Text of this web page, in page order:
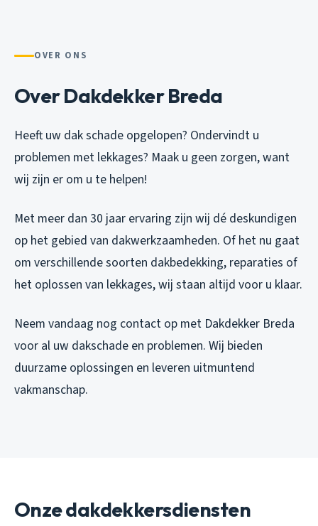
OVER ONS
Over Dakdekker Breda
Heeft uw dak schade opgelopen? Ondervindt u
problemen met lekkages? Maak u geen zorgen, want
wij zijn er om u te helpen!
Met meer dan 30 jaar ervaring zijn wij dé deskundigen
op het gebied van dakwerkzaamheden. Of het nu gaat
om verschillende soorten dakbedekking, reparaties of
het oplossen van lekkages, wij staan altijd voor u klaar.
Neem vandaag nog contact op met Dakdekker Breda
voor al uw dakschade en problemen. Wij bieden
duurzame oplossingen en leveren uitmuntend
vakmanschap.
Onze dakdekkersdiensten